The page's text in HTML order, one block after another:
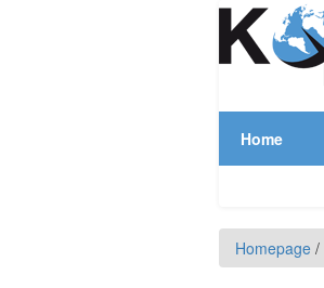
Home
Homepage /